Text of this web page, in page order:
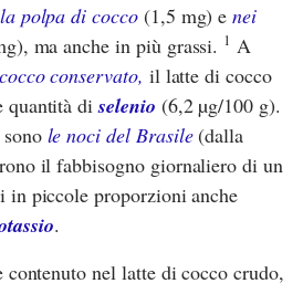
polpa di cocco(1,5 mg) enei
ma anche in più grassi. 1 A
conservato, il latte di cocco
quantità diselenio (6,2 µg/100 g).
le noci del Brasile(dalla
il fabbisogno giornaliero di un
in piccole proporzioni anche
.
nel latte di cocco crudo,